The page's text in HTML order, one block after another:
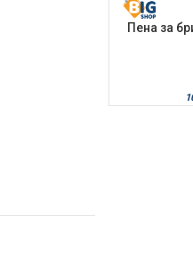
Пена за